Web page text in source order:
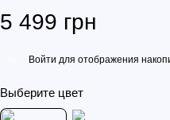
5 499 грн
Войти для отображения
Выберите цвет